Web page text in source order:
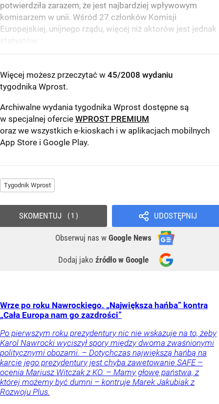
potwierdziła zarazem, że jest najbardziej wpływowym
komisarzem w unii. Wśród 27 członków Komisji
Europejskiej, unijnego rządu, więcej niż aktorów jest jednak
statystów.
Więcej możesz przeczytać w 45/2008 wydaniu
tygodnika Wprost.
Archiwalne wydania tygodnika Wprost dostępne są
w specjalnej ofercie WPROST PREMIUM
oraz we wszystkich e-kioskach i w aplikacjach mobilnych
App Store i Google Play.
Tygodnik Wprost
UDOSTĘPNIJ
Obserwuj nas w Google News
Dodaj jako źródło w Google
SKOMENTUJ 1
Wrze po roku Nawrockiego. „Największa hańba” kontra
„Cała Europa nam go zazdrości”
Po pierwszym roku prezydentury nic nie wskazuje na to, żeby
Karol Nawrocki wyciszył spory między dwoma zwaśnionymi
politycznymi obozami. – Dotychczas największą hańbą na
karcie jego prezydentury jest chyba zawetowanie SAFE –
ocenia Mariusz Witczak z KO. – Mamy głowę państwa, z
której możemy być dumni – kontruje Marek Jakubiak z
Rozwoju Plus.